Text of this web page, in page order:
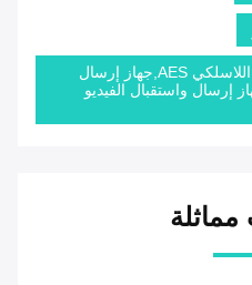
جهاز إرسال واستقبال الفيديو اللاسلكي AES,جهاز إرسال
إرسال واستقبال الفيديو